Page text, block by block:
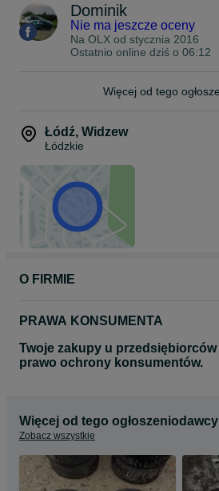
Dominik
Nie ma jeszcze oceny
Na OLX od stycznia 2016
Ostatnio online dziś o 06:12
Więcej od tego
Łódź, Widzew
Łódzkie
O FIRMIE
PRAWA KONSUMENTA
Twoje zakupy u
prawo ochrony konsumentów.
Więcej od tego ogłoszeniodawcy
Zobacz wszystkie